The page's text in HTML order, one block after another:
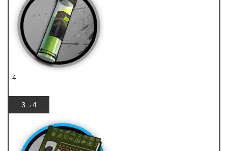
4
3→4